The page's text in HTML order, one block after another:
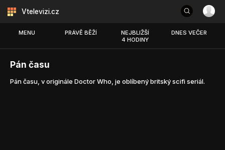
Vtelevizi.cz
MENU PRÁVĚ BĚŽÍ
NEJBLIŽŠÍ
4 HODINY
DNES VEČER
Pán času
Pán času, v originále Doctor Who, je oblíbený britský scifi seriál.